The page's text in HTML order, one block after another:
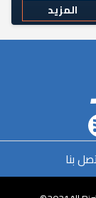
المزيد
rss
ﺑﻨﺎ